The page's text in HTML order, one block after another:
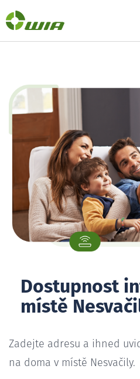
Dostupnost
místě
Zadejte adresu a ihned
na doma v místě Nesvačily.